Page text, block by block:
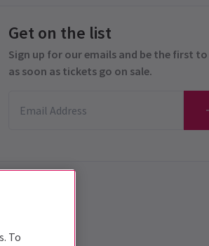
Get on the list
Sign up for our emails and be the first
as soon as tickets go on sale.
To